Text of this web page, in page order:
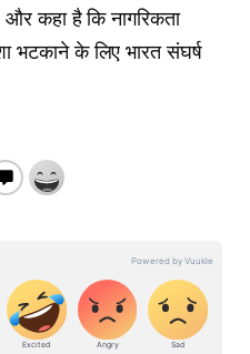
और कहा है कि नागरिकता
भटकाने के लिए भारत संघर्ष